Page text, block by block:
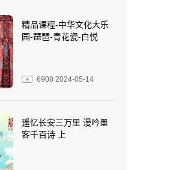
精品课程-中华文化大乐
园-琵琶-青花瓷-白悦
6908 2024-05-14
遥忆长安三万里 漫吟墨
客千百诗 上